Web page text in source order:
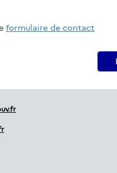
formulaire de contact